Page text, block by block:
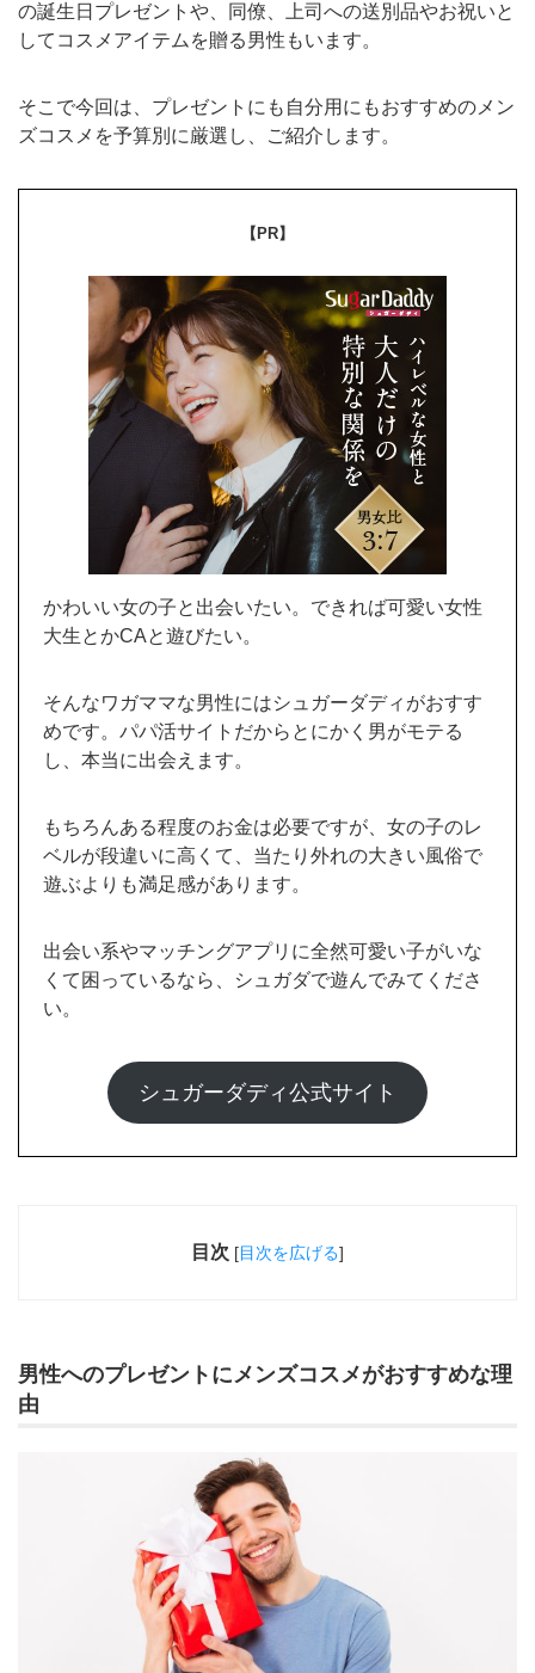
の誕生日プレゼントや、同僚、上司への送別品やお祝いと
してコスメアイテムを贈る男性もいます。
そこで今回は、プレゼントにも自分用にもおすすめのメン
ズコスメを予算別に厳選し、ご紹介します。
【PR】
シュガーダディ公式サイト
目次 [目次を広げる]
男性へのプレゼントにメンズコスメがおすすめな理
由